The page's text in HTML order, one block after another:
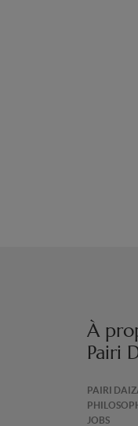
À
Pairi
PAIRI
JOBS